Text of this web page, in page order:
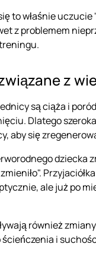
to właśnie
z problemem
z
są ciąża i
Dlatego
aby się
dziecka
ale już po
również
i